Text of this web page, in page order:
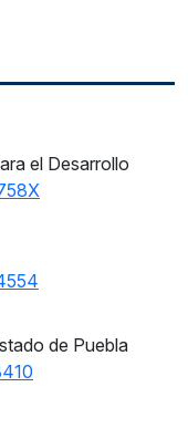
el Desarrollo
de Puebla